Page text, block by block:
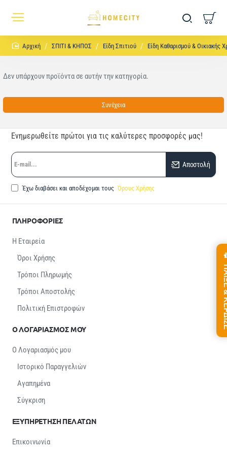
homeΣΠΙΤΙ & ΚΗΠΟΣ Είδη Σπιτιού Είδη Καθαρισμού & Οικιακής
Δεν υπάρχουν προϊόντα σε αυτήν την κατηγορία.
Συνέχεια
Ενημερωθείτε πρώτοι για τις καλύτερες προσφορές μας!
E-
mail...
Αποστολή
Έχω διαβάσει και αποδέχομαι τους Όρους Χρήσης
ΠΛΗΡΟΦΟΡΙΕΣ
Η Εταιρεία
Όροι Χρήσης
Τρόποι Πληρωμής
Τρόποι Αποστολής
Πολιτική Επιστροφών
Ο ΛΟΓΑΡΙΑΣΜΟΣ ΜΟΥ
Ο Λογαριασμός μου
Ιστορικό Παραγγελιών
Αγαπημένα
Σύγκριση
ΕΞΥΠΗΡΕΤΗΣΗ ΠΕΛΑΤΩΝ
Επικοινωνία